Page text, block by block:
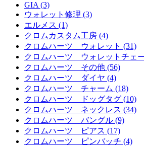
GIA (3)
ウォレット修理 (3)
エルメス (1)
クロムカスタム工房 (4)
クロムハーツ ウォレット (31)
クロムハーツ ウォレットチェ
クロムハーツ その他 (56)
クロムハーツ ダイヤ (4)
クロムハーツ チャーム (18)
クロムハーツ ドッグタグ (10)
クロムハーツ ネックレス (34)
クロムハーツ バングル (9)
クロムハーツ ピアス (17)
クロムハーツ ピンバッチ (4)